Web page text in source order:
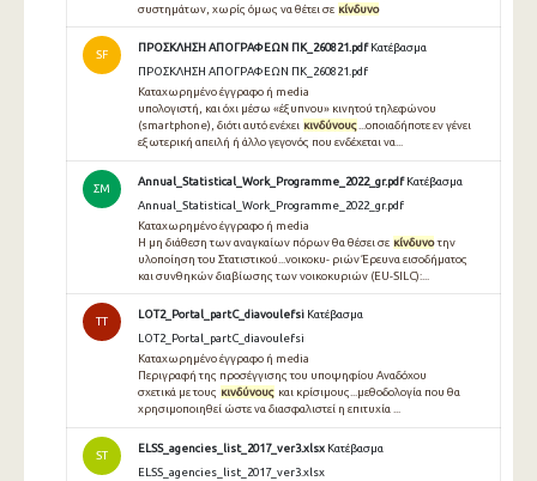
συστημάτων, χωρίς όμως να θέτει σε κίνδυνο
SF
ΠΡΟΣΚΛΗΣΗ ΑΠΟΓΡΑΦΕΩΝ ΠΚ_260821.pdf Κατέβασμα
ΠΡΟΣΚΛΗΣΗ ΑΠΟΓΡΑΦΕΩΝ ΠΚ_260821.pdf
Καταχωρημένο έγγραφο ή media
υπολογιστή, και όχι μέσω «έξυπνου» κινητού τηλεφώνου
(smartphone), διότι αυτό ενέχει κινδύνους...οποιαδήποτε εν γένει
εξωτερική απειλή ή άλλο γεγονός που ενδέχεται να...
ΣΜ
Annual_Statistical_Work_Programme_2022_gr.pdf Κατέβασμα
Annual_Statistical_Work_Programme_2022_gr.pdf
Καταχωρημένο έγγραφο ή media
Η μη διάθεση των αναγκαίων πόρων θα θέσει σε κίνδυνοτην
υλοποίηση του Στατιστικού...νοικοκυ- ριών Έρευνα εισοδήματος
και συνθηκών διαβίωσης των νοικοκυριών (EU-SILC):...
TT
LOT2_Portal_partC_diavoulefsi Κατέβασμα
LOT2_Portal_partC_diavoulefsi
Καταχωρημένο έγγραφο ή media
Περιγραφή της προσέγγισης του υποψηφίου Αναδόχου
σχετικά με τους κινδύνους και κρίσιμους...μεθοδολογία που θα
χρησιμοποιηθεί ώστε να διασφαλιστεί η επιτυχία ...
ST
ELSS_agencies_list_2017_ver3.xlsx Κατέβασμα
ELSS_agencies_list_2017_ver3.xlsx